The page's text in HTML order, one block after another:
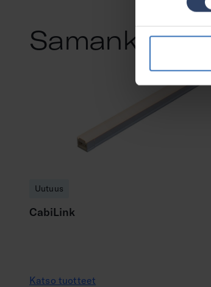
Uutuus
CabiLink
Katso tuotteet